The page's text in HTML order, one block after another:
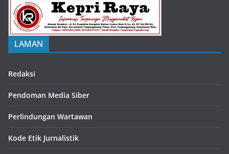
LAMAN
Redaksi
Pendoman Media Siber
Perlindungan Wartawan
Kode Etik Jurnalistik